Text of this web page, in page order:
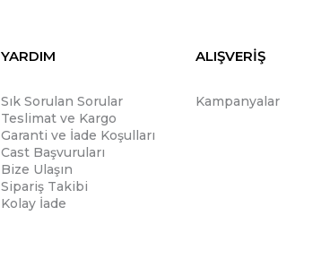
YARDIM
Sık Sorulan Sorular
Teslimat ve Kargo
Garanti ve İade Koşulları
Cast Başvuruları
Bize Ulaşın
Sipariş Takibi
Kolay İade
ALIŞVERİŞ
Kampanyalar